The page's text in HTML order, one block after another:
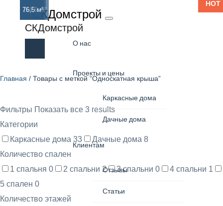
СКДомстрой
СКДомстрой
О нас
Проекты и цены
Каркасные дома
Дачные дома
Клиентам
Отзывы
Статьи
Односкатная
крыша
Главная / Товары с меткой “Односкатная крыша”
Фильтры Показать все 3 results
Категории
Каркасные дома 33 Дачные дома 8
Количество спален
1 спальня 0 2 спальни 2 3 спальни 0 4 спальни 1
5 спален 0
Количество этажей
158 м²
114,9 м²
76,5 м²
HOT